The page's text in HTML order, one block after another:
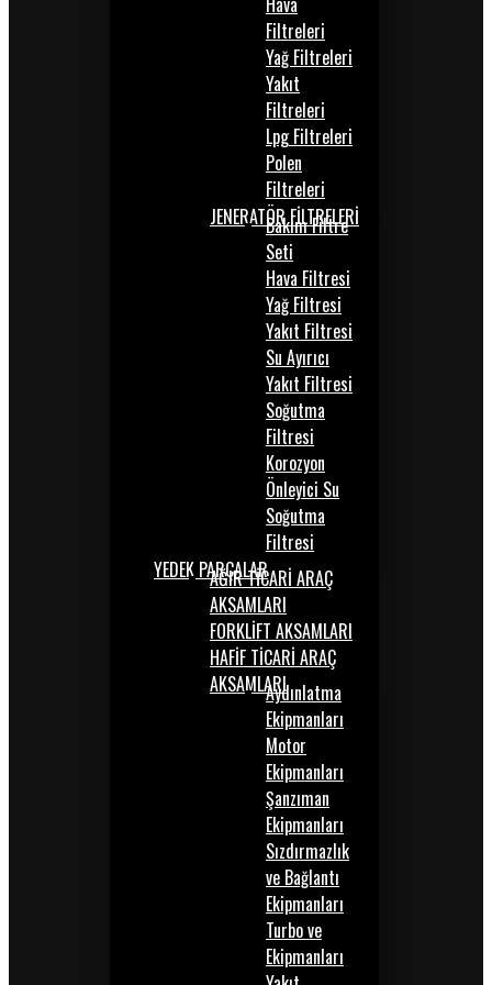
Filtreleri
Yağ Filtreleri
Yakıt
Filtreleri
Lpg Filtreleri
Polen
Filtreleri
JENERATÖR FİLTRELERİ
Bakım Filtre
Seti
Hava Filtresi
Yağ Filtresi
Yakıt Filtresi
Su Ayırıcı
Yakıt Filtresi
Soğutma
Filtresi
Korozyon
Önleyici Su
Soğutma
Filtresi
YEDEK PARÇALARAĞIR TİCARİ ARAÇ
AKSAMLARI
FORKLİFT AKSAMLARI
HAFİF TİCARİ ARAÇ
AKSAMLARIAydınlatma
Ekipmanları
Motor
Ekipmanları
Şanzıman
Ekipmanları
Sızdırmazlık
ve Bağlantı
Ekipmanları
Turbo ve
Ekipmanları